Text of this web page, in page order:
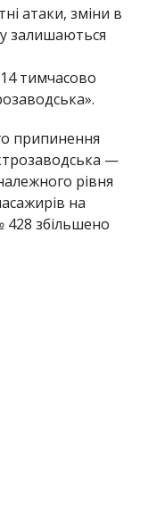
атаки, зміни в
залишаються
тимчасово
припинення
—
рівня
на
збільшено